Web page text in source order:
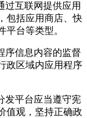
过互联网提供应用
包括应用商店、快
平台等类型。
序信息内容的监督
政区域内应用程序
发平台应当遵守宪
值观，坚持正确政